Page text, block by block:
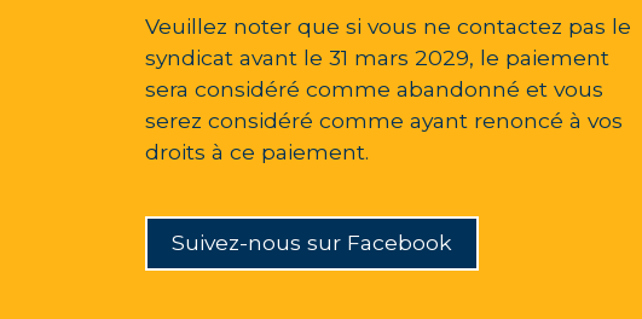
Veuillez noter que si vous ne contactez pas le
syndicat avant le 31 mars 2029, le paiement
sera considéré comme abandonné et vous
serez considéré comme ayant renoncé à vos
droits à ce paiement.
Suivez-nous sur Facebook